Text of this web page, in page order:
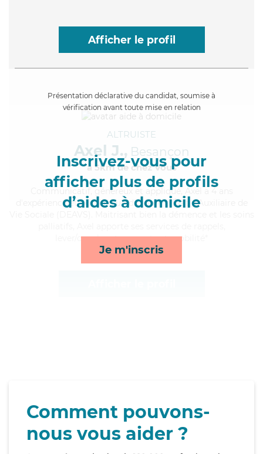
Afficher le profil
Présentation déclarative du candidat, soumise à
vérification avant toute mise en relation
Inscrivez-vous pour
afficher plus de profils
d’aides à domicile
Je m'inscris
ALTRUISTE
Axel J., Besançon
à 5km de chez Vous
, généreux et appliqué, Axel a 4 ans
d'expérience et possède un diplôme d'État d'Auxiliaire de
lever/coucher, transports et mobilité*
Comment pouvons-
nous vous aider ?